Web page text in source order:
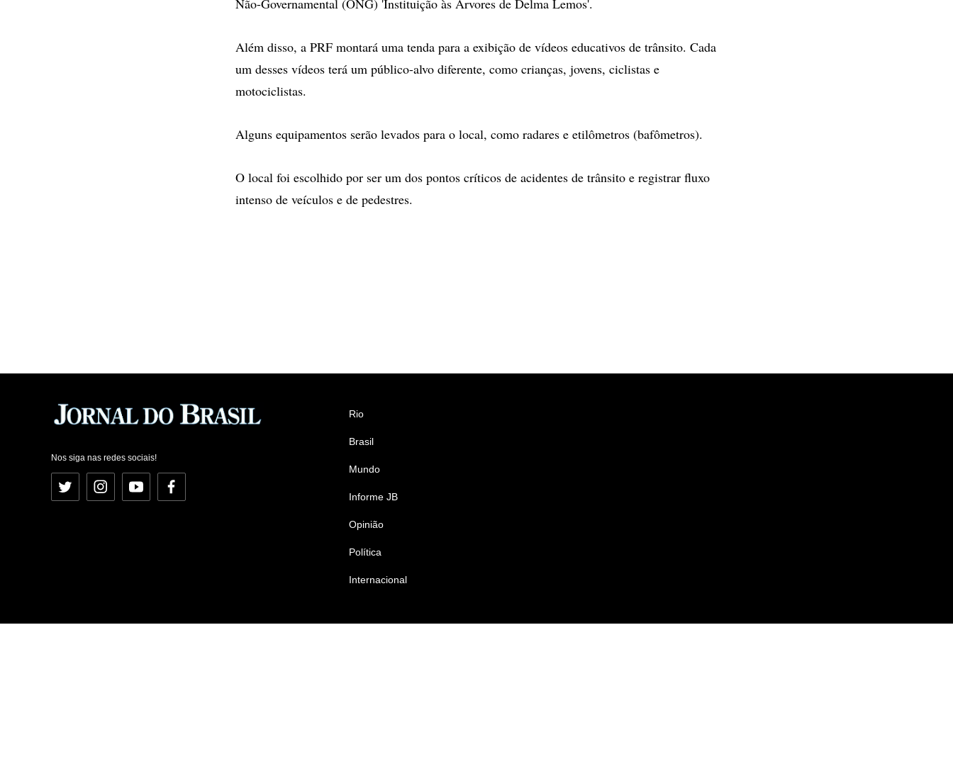
Não-Governamental (ONG) 'Instituição às Árvores de Delma Lemos'.
Além disso, a PRF montará uma tenda para a exibição de vídeos educativos de trânsito. Cada
um desses vídeos terá um público-alvo diferente, como crianças, jovens, ciclistas e
motociclistas.
Alguns equipamentos serão levados para o local, como radares e etilômetros (bafômetros).
O local foi escolhido por ser um dos pontos críticos de acidentes de trânsito e registrar fluxo
intenso de veículos e de pedestres.
Nos siga nas redes sociais!
Twitter InstagramYouTubeFacebook
Rio
Brasil
Mundo
Informe JB
Opinião
Política
Internacional